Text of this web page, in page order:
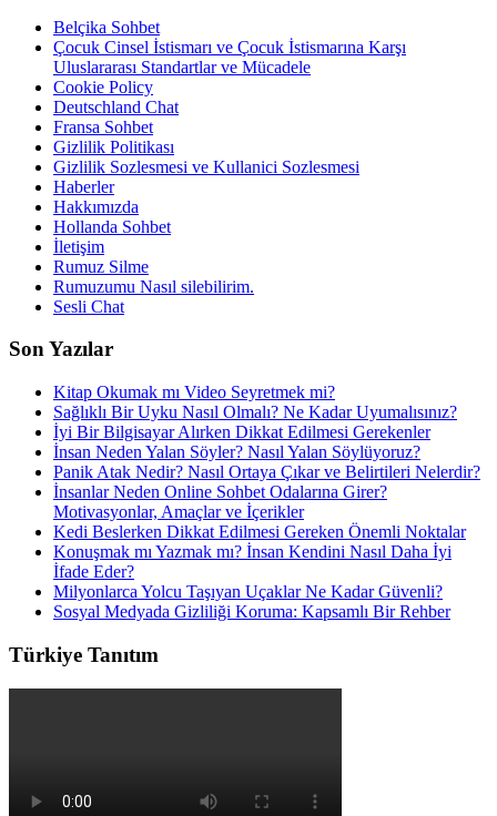
Belçika Sohbet
Çocuk Cinsel İstismarı ve Çocuk İstismarına Karşı
Uluslararası Standartlar ve Mücadele
Cookie Policy
Deutschland Chat
Fransa Sohbet
Gizlilik Politikası
Gizlilik Sozlesmesi ve Kullanici Sozlesmesi
Haberler
Hakkımızda
Hollanda Sohbet
İletişim
Rumuz Silme
Rumuzumu Nasıl silebilirim.
Sesli Chat
Son Yazılar
Kitap Okumak mı Video Seyretmek mi?
Sağlıklı Bir Uyku Nasıl Olmalı? Ne Kadar Uyumalısınız?
İyi Bir Bilgisayar Alırken Dikkat Edilmesi Gerekenler
İnsan Neden Yalan Söyler? Nasıl Yalan Söylüyoruz?
Panik Atak Nedir? Nasıl Ortaya Çıkar ve Belirtileri Nelerdir?
İnsanlar Neden Online Sohbet Odalarına Girer?
Motivasyonlar, Amaçlar ve İçerikler
Kedi Beslerken Dikkat Edilmesi Gereken Önemli Noktalar
Konuşmak mı Yazmak mı? İnsan Kendini Nasıl Daha İyi
İfade Eder?
Milyonlarca Yolcu Taşıyan Uçaklar Ne Kadar Güvenli?
Sosyal Medyada Gizliliği Koruma: Kapsamlı Bir Rehber
Türkiye Tanıtım